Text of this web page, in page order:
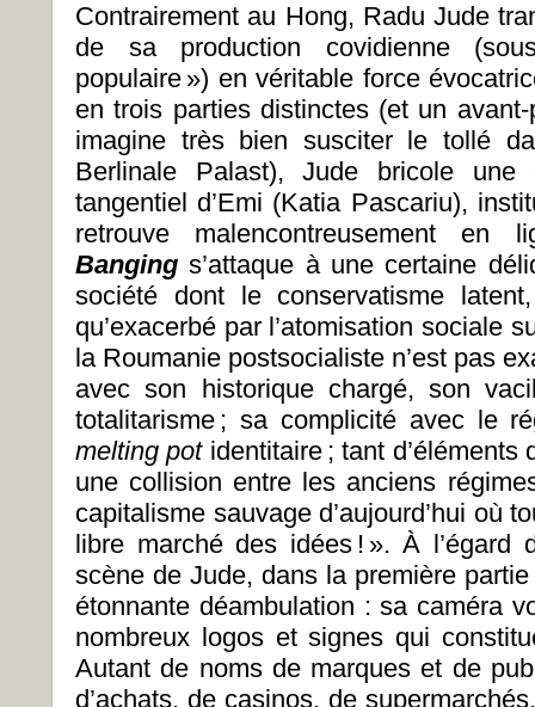
Contrairement au Hong, Radu Jude
de sa production covidienne
populaire ») en véritable force
en trois parties distinctes (et un avant-
imagine très bien susciter le tollé
Berlinale Palast), Jude bricole
tangentiel d’Emi (Katia Pascariu),
retrouve malencontreusement en
Bangings’attaque à une certaine
société dont le conservatisme
qu’exacerbé par l’atomisation sociale
la Roumanie postsocialiste n’est pas
avec son historique chargé, son
totalitarisme ; sa complicité avec le
melting pot identitaire ; tant
une collision entre les anciens
capitalisme sauvage d’aujourd’hui où
libre marché des idées ! ». À l’égard
scène de Jude, dans la première
étonnante déambulation : sa caméra
nombreux logos et signes qui
Autant de noms de marques et de
d’achats, de casinos, de